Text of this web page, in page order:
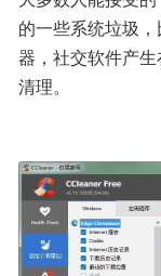
的一些系统垃圾
器，社交软件产
清理。